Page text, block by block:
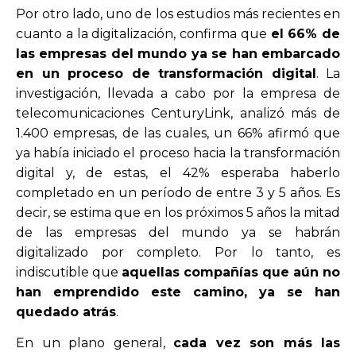
Por otro lado, uno de los estudios más recientes en
cuanto a la digitalización, confirma que el 66% de
las empresas del mundo ya se han embarcado
en un proceso de transformación digital . La
investigación, llevada a cabo por la empresa de
telecomunicaciones CenturyLink, analizó más de
1.400 empresas, de las cuales, un 66% afirmó que
ya había iniciado el proceso hacia la transformación
digital y, de estas, el 42% esperaba haberlo
completado en un período de entre 3 y 5 años. Es
decir, se estima que en los próximos 5 años la mitad
de las empresas del mundo ya se habrán
digitalizado por completo. Por lo tanto, es
indiscutible que aquellas compañías que aún no
han emprendido este camino, ya se han
quedado atrás.
En un plano general, cada vez son más las